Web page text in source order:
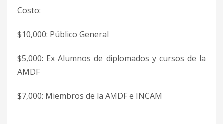
Costo:
$10,000: Público General
$5,000: Ex Alumnos de diplomados y cursos de la
AMDF
$7,000: Miembros de la AMDF e INCAM